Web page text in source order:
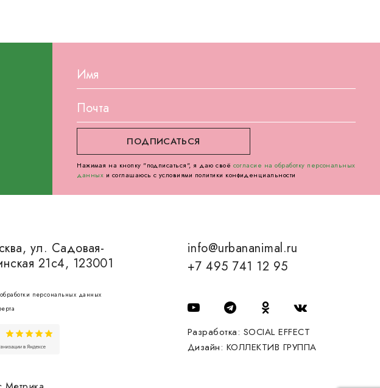
Нажимая на кнопку "подписаться", я даю своё согласие на обработку персональных
данных и соглашаюсь с условиями политики конфиденциальности
ул. Садовая-
21с4, 123001
персональных данных
info@urbananimal.ru
+7 495 741 12 95
Разработка: SOCIAL EFFECT
Дизайн: КОЛЛЕКТИВ ГРУППА